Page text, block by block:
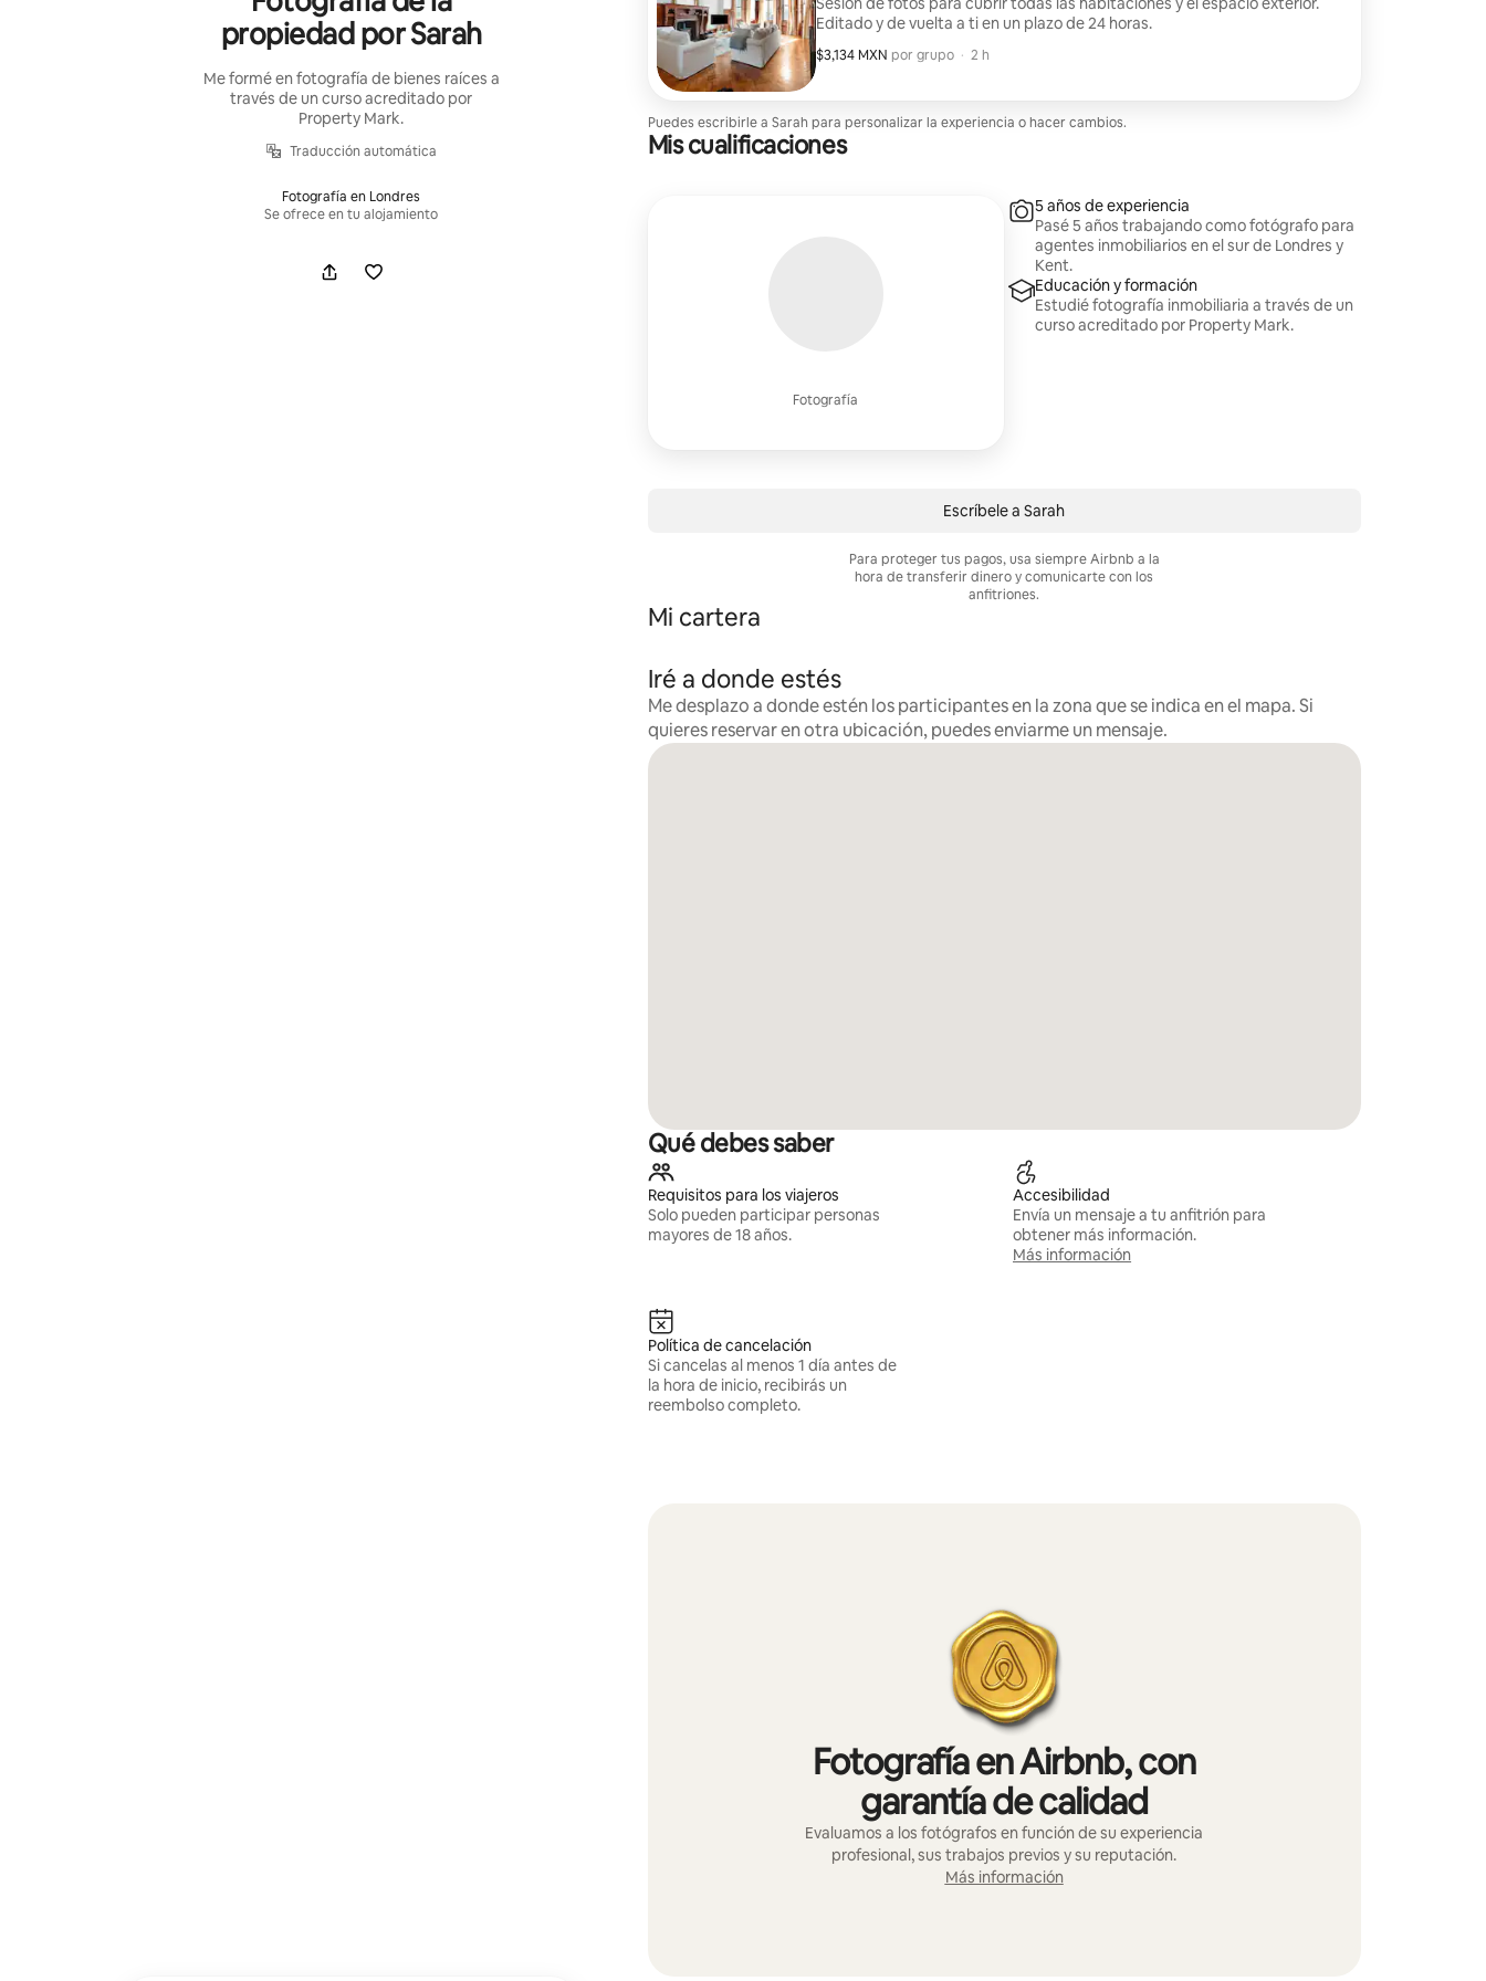
propiedad por Sarah
Me formé en fotografía de bienes raíces a
través de un curso acreditado por
Property Mark.
Traducción automática
Fotografía en Londres
Se ofrece en tu alojamiento
Editado y de vuelta a ti en un plazo de 24 horas.
$3,134 MXN por grupo
$3,134 MXN por grupo
, · 2 h
Puedes escribirle a Sarah para personalizar la experiencia o hacer cambios.
Mis cualificaciones
Fotografía
5 años de experiencia
Pasé 5 años trabajando como fotógrafo para
agentes inmobiliarios en el sur de Londres y
Kent.
Educación y formación
Estudié fotografía inmobiliaria a través de un
curso acreditado por Property Mark.
Escríbele a Sarah
Para proteger tus pagos, usa siempre Airbnb a la
hora de transferir dinero y comunicarte con los
anfitriones.
Mi cartera
Iré a donde estés
Me desplazo a donde estén los participantes en la zona que se indica en el mapa. Si
quieres reservar en otra ubicación, puedes enviarme un mensaje.
Qué debes saber
Requisitos para los viajeros
Solo pueden participar personas
mayores de 18 años.
Accesibilidad
Envía un mensaje a tu anfitrión para
obtener más información.
Más información
Política de cancelación
Si cancelas al menos 1 día antes de
la hora de inicio, recibirás un
reembolso completo.
Fotografía en Airbnb, con
garantía de calidad
Evaluamos a los fotógrafos en función de su experiencia
profesional, sus trabajos previos y su reputación.
Más información